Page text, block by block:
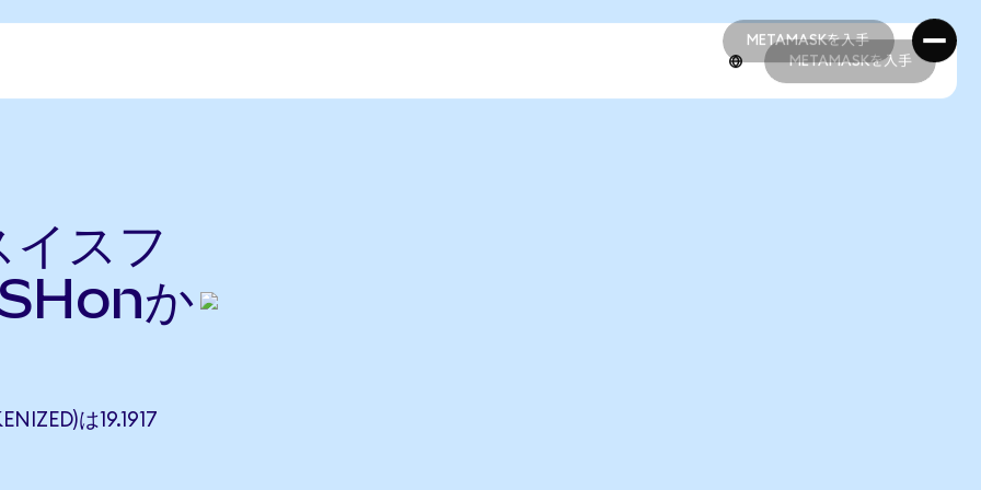
METAMASKを入手
METAMASKを入手
METAMASKを入手
スフ
か
は19.1917